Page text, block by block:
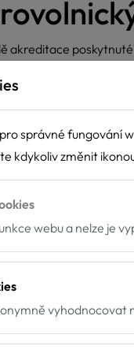
akreditace
Hafík je organizací,
Akreditace se
vnitra o
dobrovolníci vyslaní
vlastního podílu
dobrovolníky,
správné fungování
kdykoliv změnit
webu a nelze je
vyhodnocovat